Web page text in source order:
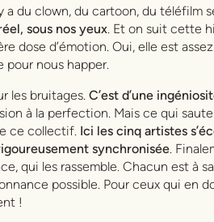
a du clown, du cartoon, du téléfilm
sous nos yeux. Et on suit cette
dose d’émotion. Oui, elle est
pour nous happer.
les bruitages. C’est d’une
à la perfection. Mais ce qui
ce collectif. Ici les cinq artistes
synchronisée.
qui les rassemble. Chacun est à
possible. Pour ceux qui en
!